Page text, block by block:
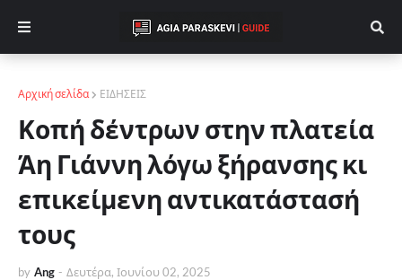
Αρχική σελίδα ΕΙΔΗΣΕΙΣ
Κοπή δέντρων στην πλατεία
Άη Γιάννη λόγω ξήρανσης κι
επικείμενη αντικατάστασή
τους
by Ang - Δευτέρα, Ιουνίου 02, 2025